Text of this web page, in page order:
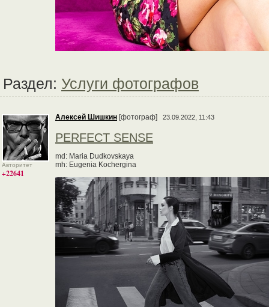
Раздел: Услуги фотографов
Авторитет
+22641
Алексей Шишкин [фотограф] 23.09.2022, 11:43
PERFECT SENSE
md: Maria Dudkovskaya
mh: Eugenia Kochergina